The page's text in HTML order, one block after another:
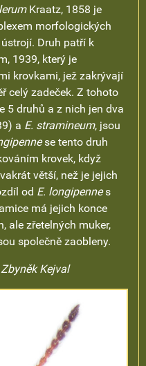
Kraatz, 1858 je
morfologických
Druh patří k
1939, který je
krovkami, jež zakrývají
celý zadeček. Z tohoto
5 druhů a z nich jen dva
a E. stramineum, jsou
se tento druh
krovek, když
větší, než je jejich
od E. longipennes
má jejich konce
ale zřetelných muker,
společně zaobleny.
Kejval